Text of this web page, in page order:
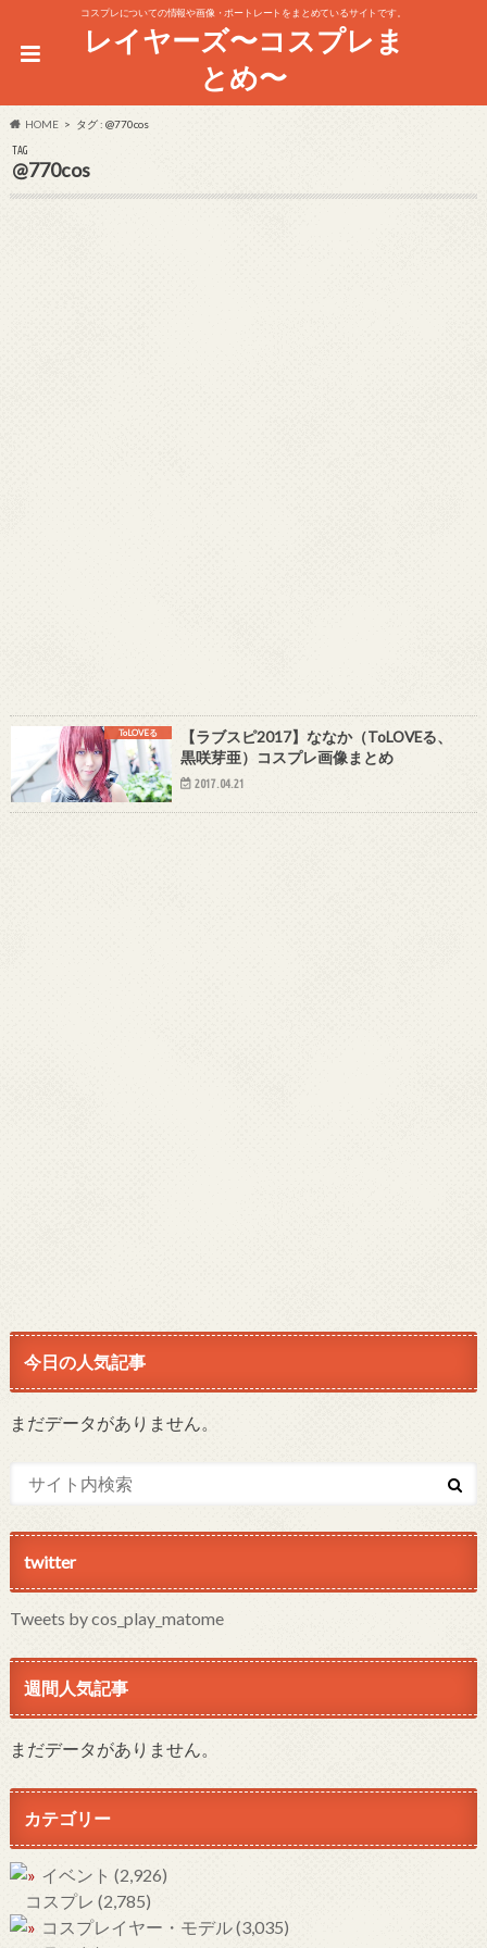
コスプレについての情報や画像・ポートレートをまとめているサイトです。
レイヤーズ〜コスプレま
とめ〜
HOME タグ : @770cos
TAG
@770cos
ToLOVEる
【ラブスピ2017】ななか（ToLOVEる、
黒咲芽亜）コスプレ画像まとめ
2017.04.21
今日の人気記事
まだデータがありません。
twitter
Tweets by cos_play_matome
週間人気記事
まだデータがありません。
カテゴリー
イベント (2,926)
コスプレ (2,785)
コスプレイヤー・モデル(3,035)